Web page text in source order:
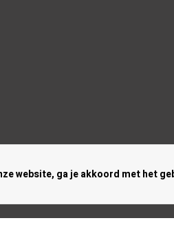
website, ga je akkoord met het